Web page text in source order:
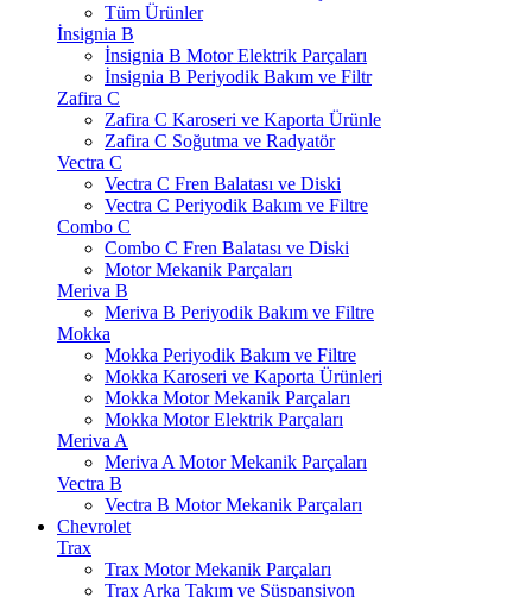
Tüm Ürünler
İnsignia B
İnsignia B Motor Elektrik Parçaları
İnsignia B Periyodik Bakım ve Filtr
Zafira C
Zafira C Karoseri ve Kaporta Ürünle
Zafira C Soğutma ve Radyatör
Vectra C
Vectra C Fren Balatası ve Diski
Vectra C Periyodik Bakım ve Filtre
Combo C
Combo C Fren Balatası ve Diski
Motor Mekanik Parçaları
Meriva B
Meriva B Periyodik Bakım ve Filtre
Mokka
Mokka Periyodik Bakım ve Filtre
Mokka Karoseri ve Kaporta Ürünleri
Mokka Motor Mekanik Parçaları
Mokka Motor Elektrik Parçaları
Meriva A
Meriva A Motor Mekanik Parçaları
Vectra B
Vectra B Motor Mekanik Parçaları
Chevrolet
Trax
Trax Motor Mekanik Parçaları
Trax Arka Takım ve Süspansiyon